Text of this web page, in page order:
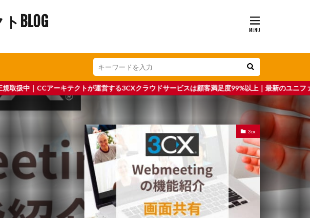
BLOG
する3CXクラウドサービスは顧客満足度99%以上｜最新のユニファイドコミュニケーションの技
3cx